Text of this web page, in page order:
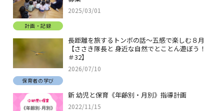
2025/03/01
計画・記録
長距離を旅するトンボの話～五感で楽しむ８月
【ささき隊長と 身近な自然でとことん遊ぼう！
＃32】
2026/07/10
保育者の学び
新 幼児と保育《年齢別・月別》指導計画
2022/11/15